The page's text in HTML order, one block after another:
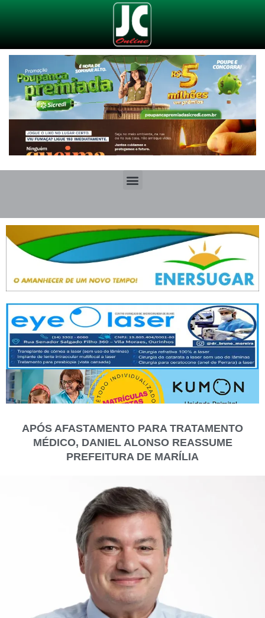
APÓS AFASTAMENTO PARA TRATAMENTO
MÉDICO, DANIEL ALONSO REASSUME
PREFEITURA DE MARÍLIA